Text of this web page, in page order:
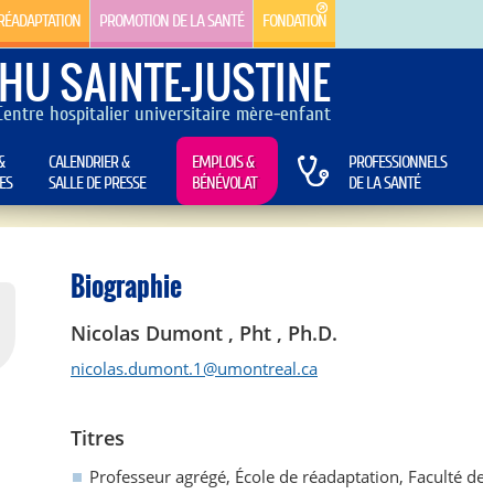
PROMOTION DE LA SANTÉ FONDATION
SAINTE-JUSTINE
hospitalier universitaire mère-enfant
CALENDRIER &
SALLE DE PRESSE
EMPLOIS &
BÉNÉVOLAT
PROFESSIONNELS
DE LA SANTÉ
Biographie
Nicolas Dumont , Pht , Ph.D.
nicolas.dumont.1@umontreal.ca
Titres
Professeur agrégé, École de réadaptation, Faculté